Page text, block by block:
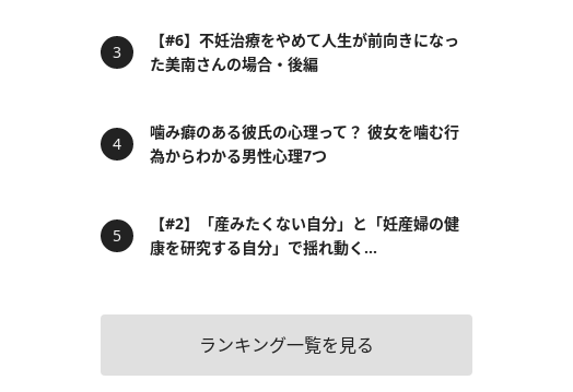
【#6】不妊治療をやめて人生が前向きになっ
た美南さんの場合・後編
噛み癖のある彼氏の心理って？ 彼女を噛む行
為からわかる男性心理7つ
【#2】「産みたくない自分」と「妊産婦の健
康を研究する自分」で揺れ動く...
ランキング一覧を見る